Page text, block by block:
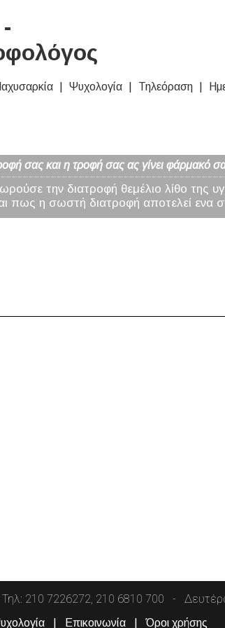
Ψυχολογία Τηλεόραση
σας και η τροφή σας ας γίνει φάρμακό
την διατροφή θεμέλιο λίθο της
πως η σωστή διατροφή αποτελεί ενα
Τηλ: 210 7226272, 210 6810 700
Επικοινωνία Όροι χρήσης